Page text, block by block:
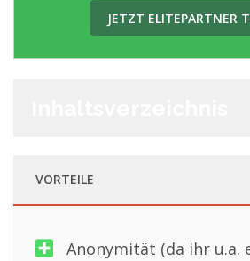
JETZT ELITEPARTNER
VORTEILE
Anonymität (da ihr u.a.